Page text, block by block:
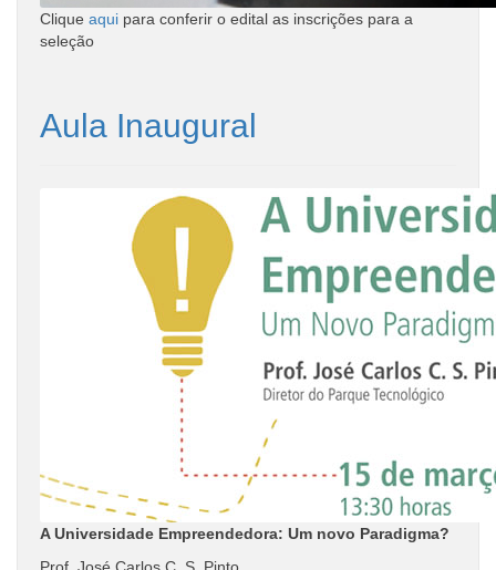
Clique aqui para conferir o edital as inscrições para a
seleção
Aula Inaugural
A Universidade Empreendedora: Um novo Paradigma?
Prof. José Carlos C. S. Pinto